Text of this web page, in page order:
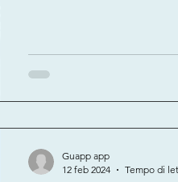
Guapp app
12 feb 2024
Tempo di